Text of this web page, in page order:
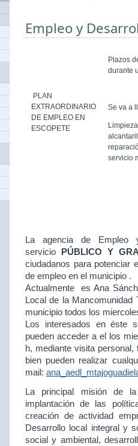
Empleo y
PLAN
EXTRAORDINARIO
DE EMPLEO EN
ESCOPETE
Plazos
durante
Se va a
servicio
La agencia de Empleo
servicio
PÚBLICO Y
ciudadanos para potenciar
de empleo en el municipio .
Actualmente es Ana
Local de la Mancomunidad
municipio todos los
Los interesados en éste
pueden acceder a el los
h, mediante visita
bien pueden realizar
mail:
La principal misión de
implantación de las
creación de actividad
Desarrollo local integral y
social y ambiental,